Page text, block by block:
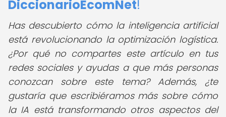
DiccionarioEcomNet!
Has descubierto cómo la inteligencia artificial
está revolucionando la optimización logística.
¿Por qué no compartes este artículo en tus
redes sociales y ayudas a que más personas
conozcan sobre este tema? Además, ¿te
gustaría que escribiéramos más sobre cómo
la IA está transformando otros aspectos del